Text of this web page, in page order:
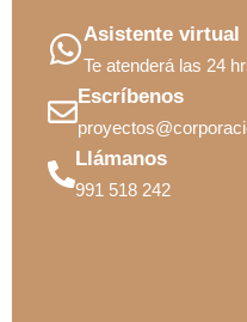
Asistente virtual
Te atenderá las 24
Escríbenos
Llámanos
991 518 242